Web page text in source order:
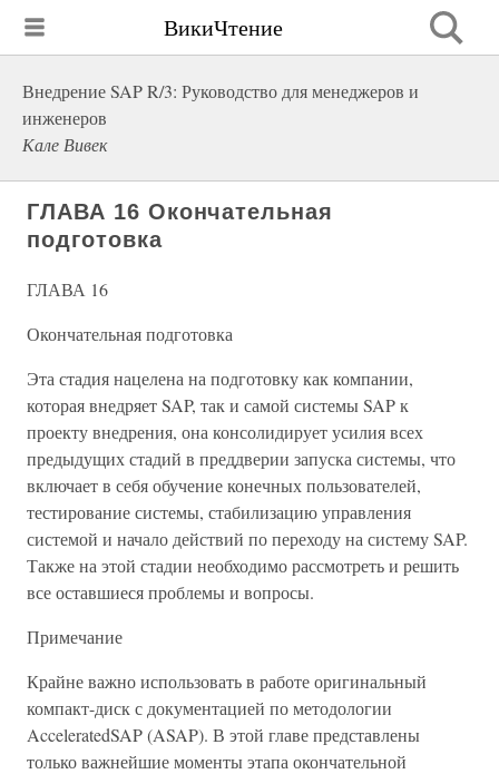
ВикиЧтение
Внедрение SAP R/3: Руководство для менеджеров и
инженеров
Кале Вивек
ГЛАВА 16 Окончательная
подготовка
ГЛАВА 16
Окончательная подготовка
Эта стадия нацелена на подготовку как компании,
которая внедряет SAP, так и самой системы SAP к
проекту внедрения, она консолидирует усилия всех
предыдущих стадий в преддверии запуска системы, что
включает в себя обучение конечных пользователей,
тестирование системы, стабилизацию управления
системой и начало действий по переходу на систему SAP.
Также на этой стадии необходимо рассмотреть и решить
все оставшиеся проблемы и вопросы.
Примечание
Крайне важно использовать в работе оригинальный
компакт-диск с документацией по методологии
AcceleratedSAP (ASAP). В этой главе представлены
только важнейшие моменты этапа окончательной